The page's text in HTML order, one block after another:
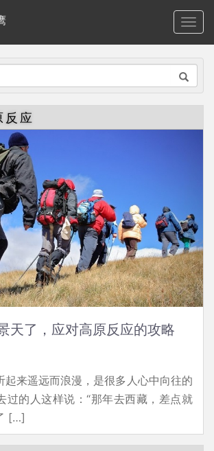
反应
天了，应对高原反应的攻略
起来遥远而浪漫，是很多人心中向往的
过的人这样说：“那年去西藏，差点就
[…]